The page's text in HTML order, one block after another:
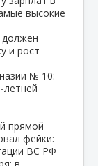
высокие
должен
и рост
№ 10:
прямой
фейки:
ВС РФ